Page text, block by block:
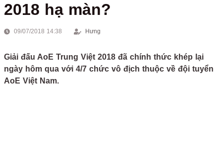
2018 hạ màn?
09/07/2018 14:38 Hưng
Giải đấu AoE Trung Việt 2018 đã chính thức khép lại
ngày hôm qua với 4/7 chức vô địch thuộc về đội tuyển
AoE Việt Nam.